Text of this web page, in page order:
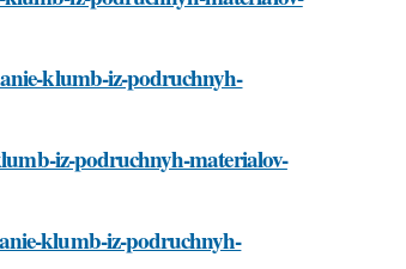
klumb-iz-podruchnyh-
iz-podruchnyh-materialov-
klumb-iz-podruchnyh-